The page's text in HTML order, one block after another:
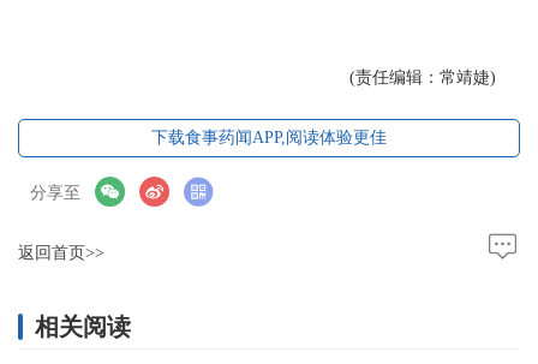
(责任编辑：常靖婕)
下载食事药闻APP,阅读体验更佳
分享至
返回首页>>
相关阅读